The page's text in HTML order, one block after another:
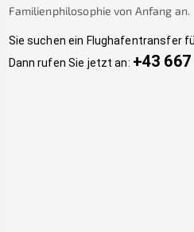
Familienphilosophie von Anfang an.
Sie suchen ein Flughafentransfer
Dann rufen Sie jetzt an: +43